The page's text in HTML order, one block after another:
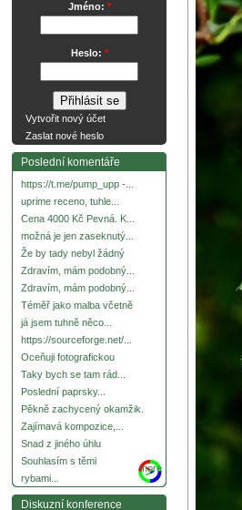
Jméno: *
Heslo: *
Vytvořit nový účet
Zaslat nové heslo
Poslední komentáře
https://t.me/pump_upp -...
uprime receno, tuhle...
Cena 4000 Kč Pevná. K...
možná je jen zaseknutý...
Že by tady nebyl žádný
Zdravím, mám podobný...
Zdravím, mám podobný...
Téměř jako malba včetně
já jsem tuhně něco...
https://sourceforge.net/...
Oceňuji fotografickou
Taky bych se tam rád...
Poslední paprsky...
Pěkně zachycený okamžik.
Zajímavá kompozice,...
Snad z jiného úhlu
Souhlasím s těmi
rybami...
more
Diskuzní konference